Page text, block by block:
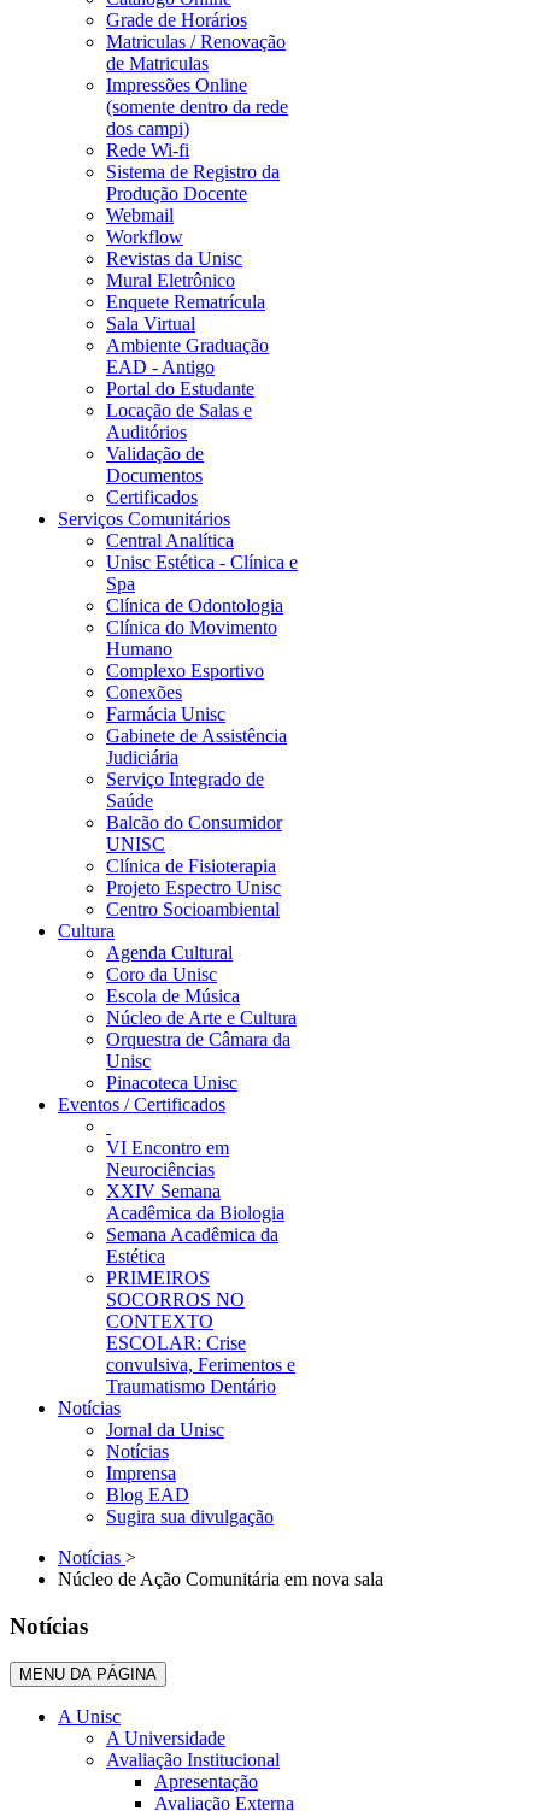
Grade de Horários
Matriculas / Renovação
de Matriculas
Impressões Online
(somente dentro da rede
dos campi)
Rede Wi-fi
Sistema de Registro da
Produção Docente
Webmail
Workflow
Revistas da Unisc
Mural Eletrônico
Enquete Rematrícula
Sala Virtual
Ambiente Graduação
EAD - Antigo
Portal do Estudante
Locação de Salas e
Auditórios
Validação de
Documentos
Certificados
Serviços Comunitários
Central Analítica
Unisc Estética - Clínica e
Spa
Clínica de Odontologia
Clínica do Movimento
Humano
Complexo Esportivo
Conexões
Farmácia Unisc
Gabinete de Assistência
Judiciária
Serviço Integrado de
Saúde
Balcão do Consumidor
UNISC
Clínica de Fisioterapia
Projeto Espectro Unisc
Centro Socioambiental
Cultura
Agenda Cultural
Coro da Unisc
Escola de Música
Núcleo de Arte e Cultura
Orquestra de Câmara da
Unisc
Pinacoteca Unisc
Eventos / Certificados
VI Encontro em
Neurociências
XXIV Semana
Acadêmica da Biologia
Semana Acadêmica da
Estética
PRIMEIROS
SOCORROS NO
CONTEXTO
ESCOLAR: Crise
convulsiva, Ferimentos e
Traumatismo Dentário
Notícias
Jornal da Unisc
Notícias
Imprensa
Blog EAD
Sugira sua divulgação
Notícias >
Núcleo de Ação Comunitária em nova sala
Notícias
MENU DA PÁGINA
A Unisc
A Universidade
Avaliação Institucional
Apresentação
Avaliação Externa